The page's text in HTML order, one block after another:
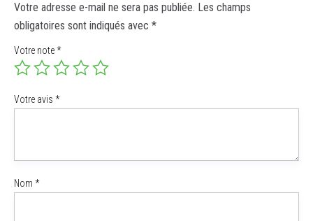
Votre adresse e-mail ne sera pas publiée. Les champs
obligatoires sont indiqués avec *
Votre note*
Votre avis *
Nom *